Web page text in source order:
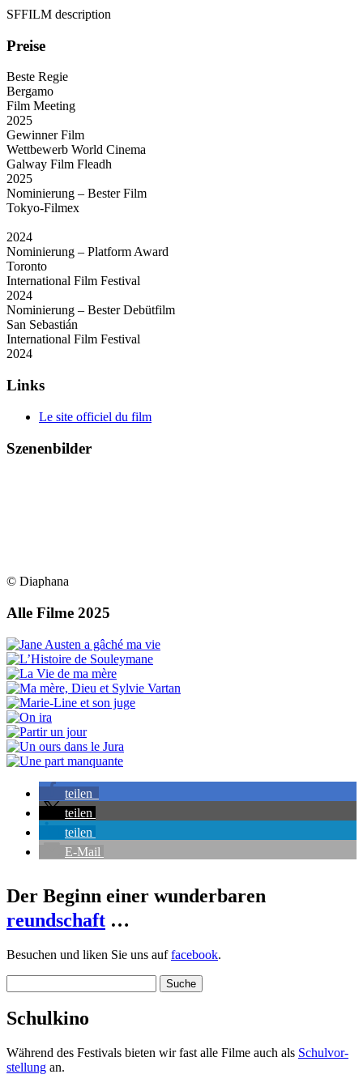
SFFILM description
Preise
Beste Regie
Bergamo
Film Meeting
2025
Gewinner Film
Wettbewerb World Cinema
Galway Film Fleadh
2025
Nominierung – Bester Film
Tokyo‑Filmex
2024
Nominierung – Platform Award
Toronto
International Film Festival
2024
Nominierung – Bester Debütfilm
San Sebastián
International Film Festival
2024
Links
Le site officiel du film
Szenenbilder
© Diaphana
Alle Filme 2025
teilen
teilen
teilen
E-Mail
Der Beginn einer wunderbaren
reundschaft …
Besuchen und liken Sie uns auffacebook.
nach:
Schulkino
Während des Festivals bieten wir fast alle Filme auch als Schul­vor­
stellung an.